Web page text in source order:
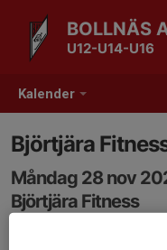
Kalender
BOLLNÄS
U12-U14-U16
Björtjära
Måndag 28 nov
Björtjära Fitness